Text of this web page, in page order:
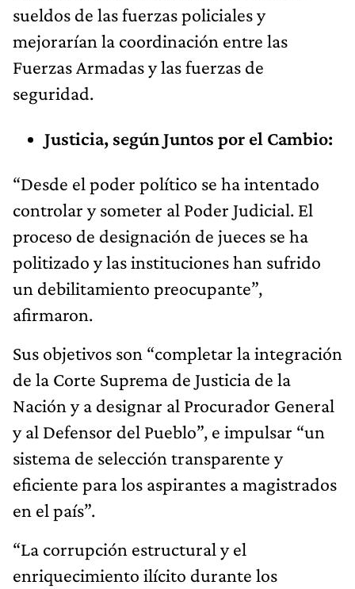
sueldos de las fuerzas policiales y
mejorarían la coordinación entre las
Fuerzas Armadas y las fuerzas de
seguridad.
Justicia, según Juntos por el Cambio:
“Desde el poder político se ha intentado
controlar y someter al Poder Judicial. El
proceso de designación de jueces se ha
politizado y las instituciones han sufrido
un debilitamiento preocupante”,
afirmaron.
Sus objetivos son “completar la integración
de la Corte Suprema de Justicia de la
Nación y a designar al Procurador General
y al Defensor del Pueblo”, e impulsar “un
sistema de selección transparente y
eficiente para los aspirantes a magistrados
en el país”.
“La corrupción estructural y el
enriquecimiento ilícito durante los